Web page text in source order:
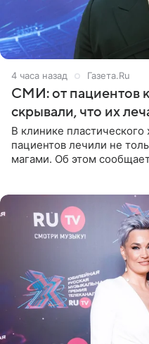
4 часа назад Газета.Ru
СМИ: от пациентов
скрывали, что их
В клинике
пациентов лечили не
магами. Об этом